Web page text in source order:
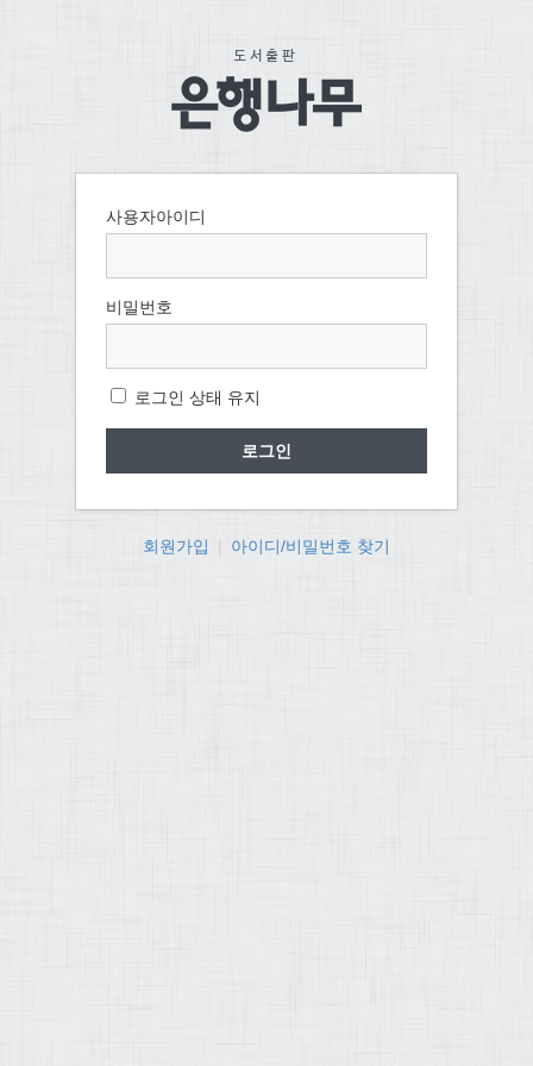
사용자아이디
비밀번호
로그인 상태 유지
회원가입 아이디/비밀번호 찾기